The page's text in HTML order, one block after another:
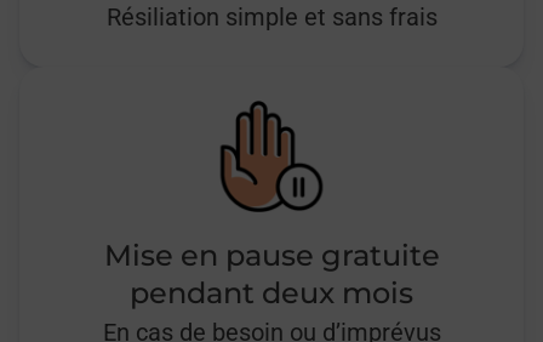
Résiliation simple et sans frais
Mise en pause gratuite
pendant deux mois
En cas de besoin ou d’imprévus